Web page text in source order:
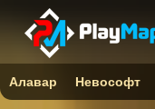
Алавар Невософт